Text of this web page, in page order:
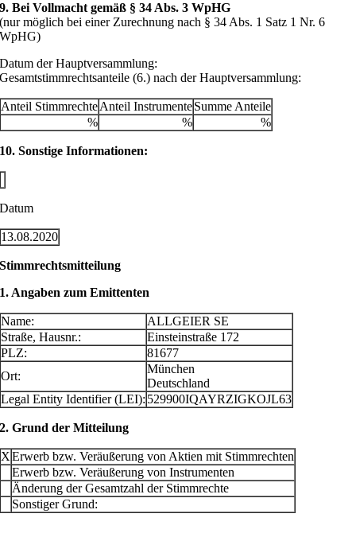
9. Bei Vollmacht gemäß § 34 Abs. 3 WpHG
(nur möglich bei einer Zurechnung nach § 34 Abs. 1 Satz 1 Nr. 6
WpHG)
Datum der Hauptversammlung:
Gesamtstimmrechtsanteile (6.) nach der Hauptversammlung:
Anteil StimmrechteAnteil InstrumenteSumme Anteile
%
% %
10. Sonstige Informationen:
Datum
13.08.2020
Stimmrechtsmitteilung
1. Angaben zum Emittenten
Name:
ALLGEIER SE
Straße, Hausnr.:
Einsteinstraße 172
PLZ:
81677
Ort:
München
Deutschland
Legal Entity Identifier (LEI): 529900IQAYRZIGKOJL63
2. Grund der Mitteilung
XErwerb bzw. Veräußerung von Aktien mit Stimmrechten
Erwerb bzw. Veräußerung von Instrumenten
Änderung der Gesamtzahl der Stimmrechte
Sonstiger Grund: